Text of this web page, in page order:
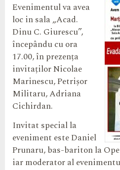
Evenimentul va avea
loc in sala „Acad.
Dinu C. Giurescu”,
începându cu ora
17.00, în prezența
invitaților Nicolae
Marinescu, Petrișor
Militaru, Adriana
Cichirdan.
Invitat special la
eveniment este Daniel
Prunaru, bas-bariton la
iar moderator al